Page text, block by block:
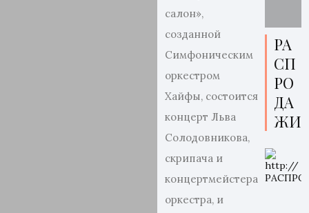
салон»,
созданной
Симфоническим
оркестром
Хайфы, состоится
концерт Льва
Солодовникова,
скрипача и
концертмейстера
оркестра, и
РА
СП
РО
ДА
ЖИ